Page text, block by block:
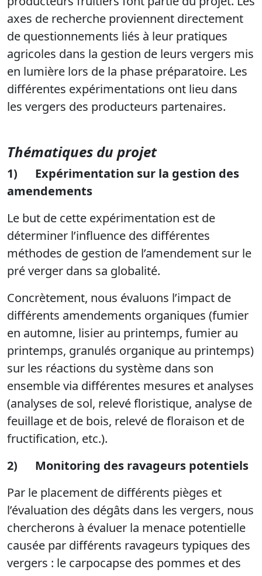
axes de recherche proviennent directement
de questionnements liés à leur pratiques
agricoles dans la gestion de leurs vergers mis
en lumière lors de la phase préparatoire. Les
différentes expérimentations ont lieu dans
les vergers des producteurs partenaires.
Thématiques du projet
1) Expérimentation sur la gestion des
amendements
Le but de cette expérimentation est de
déterminer l’influence des différentes
méthodes de gestion de l’amendement sur le
pré verger dans sa globalité.
Concrètement, nous évaluons l’impact de
différents amendements organiques (fumier
en automne, lisier au printemps, fumier au
printemps, granulés organique au printemps)
sur les réactions du système dans son
ensemble via différentes mesures et analyses
(analyses de sol, relevé floristique, analyse de
feuillage et de bois, relevé de floraison et de
fructification, etc.).
2) Monitoring des ravageurs potentiels
Par le placement de différents pièges et
l’évaluation des dégâts dans les vergers, nous
chercherons à évaluer la menace potentielle
causée par différents ravageurs typiques des
vergers : le carpocapse des pommes et des